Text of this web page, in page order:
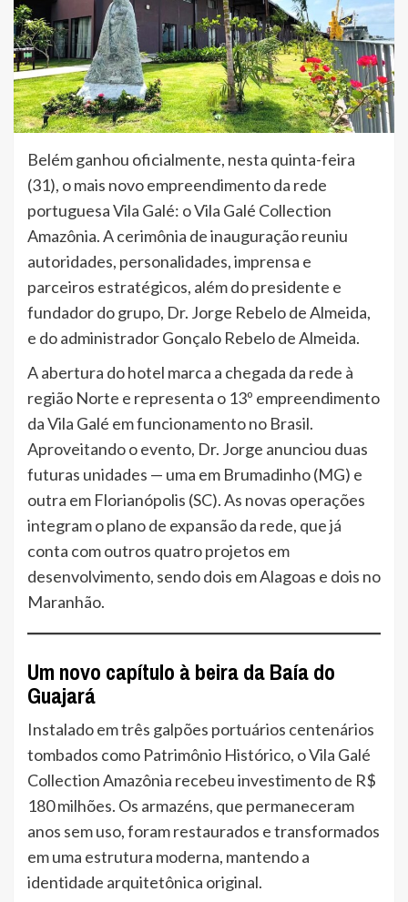
Belém ganhou oficialmente, nesta quinta-feira
(31), o mais novo empreendimento da rede
portuguesa Vila Galé: o Vila Galé Collection
Amazônia. A cerimônia de inauguração reuniu
autoridades, personalidades, imprensa e
parceiros estratégicos, além do presidente e
fundador do grupo, Dr. Jorge Rebelo de Almeida,
e do administrador Gonçalo Rebelo de Almeida.
A abertura do hotel marca a chegada da rede à
região Norte e representa o 13º empreendimento
da Vila Galé em funcionamento no Brasil.
Aproveitando o evento, Dr. Jorge anunciou duas
futuras unidades — uma em Brumadinho (MG) e
outra em Florianópolis (SC). As novas operações
integram o plano de expansão da rede, que já
conta com outros quatro projetos em
desenvolvimento, sendo dois em Alagoas e dois no
Maranhão.
Um novo capítulo à beira da Baía do
Guajará
Instalado em três galpões portuários centenários
tombados como Patrimônio Histórico, o Vila Galé
Collection Amazônia recebeu investimento de R$
180 milhões. Os armazéns, que permaneceram
anos sem uso, foram restaurados e transformados
em uma estrutura moderna, mantendo a
identidade arquitetônica original.